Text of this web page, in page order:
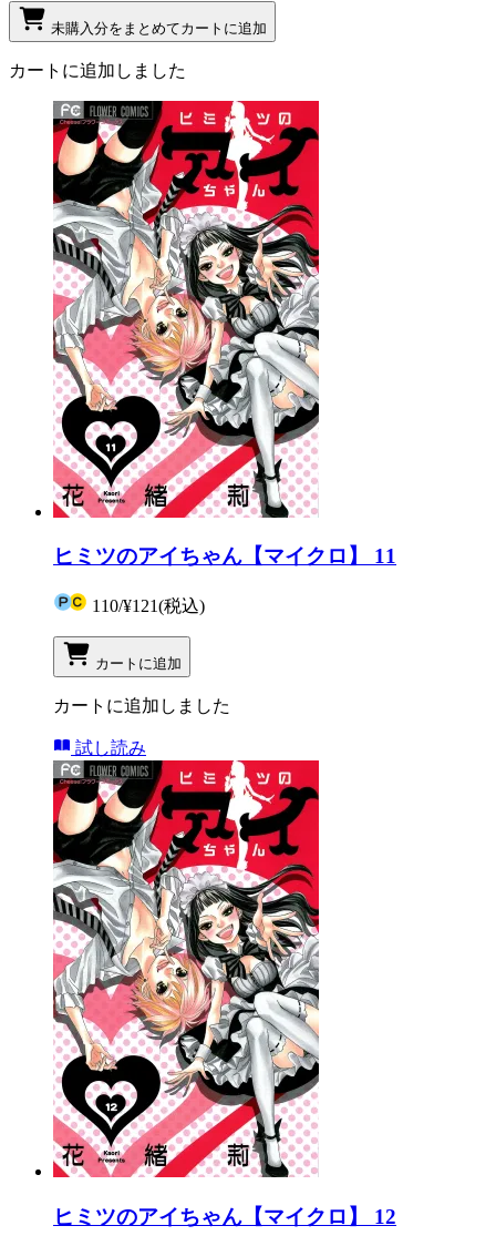
未購入分をまとめてカートに追加
カートに追加しました
ヒミツのアイちゃん【マイクロ】 11
110/¥121(税込)
カートに追加
カートに追加しました
試し読み
ヒミツのアイちゃん【マイクロ】 12